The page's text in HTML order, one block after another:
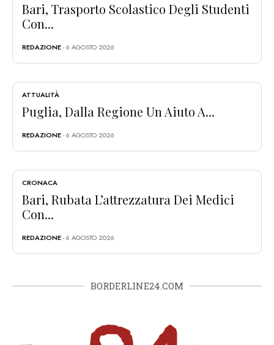
Bari, Trasporto Scolastico Degli Studenti
Con...
REDAZIONE- 6 AGOSTO 2026
ATTUALITÀ
Puglia, Dalla Regione Un Aiuto A...
REDAZIONE- 6 AGOSTO 2026
CRONACA
Bari, Rubata L’attrezzatura Dei Medici
Con...
REDAZIONE- 6 AGOSTO 2026
BORDERLINE24.COM